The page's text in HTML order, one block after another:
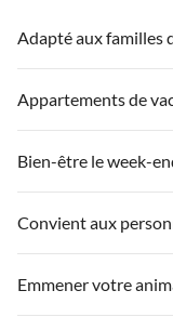
Adapté aux familles
Appartements de
Bien-être le week-
Convient aux
Emmener votre